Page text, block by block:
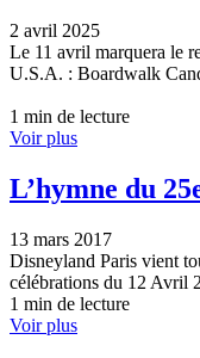
2 avril 2025
Le 11 avril marquera le
U.S.A. : Boardwalk
1 min de lecture
Voir plus
L’hymne du
13 mars 2017
Disneyland Paris vient
célébrations du 12 Avril
1 min de lecture
Voir plus